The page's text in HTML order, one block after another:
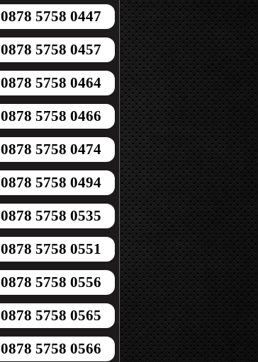
0878 5758 0447
0878 5758 0457
0878 5758 0464
0878 5758 0466
0878 5758 0474
0878 5758 0494
0878 5758 0535
0878 5758 0551
0878 5758 0556
0878 5758 0565
0878 5758 0566